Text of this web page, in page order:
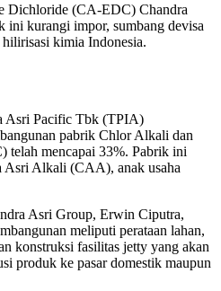
Dichloride (CA-EDC) Chandra
kurangi impor, sumbang devisa
kimia Indonesia.
Asri Pacific Tbk (TPIA)
pabrik Chlor Alkali dan
mencapai 33%. Pabrik ini
Asri Alkali (CAA), anak usaha
Asri Group, Erwin Ciputra,
meliputi perataan lahan,
konstruksi fasilitas jetty yang akan
produk ke pasar domestik maupun